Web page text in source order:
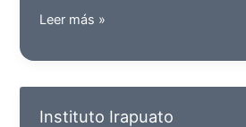
San
Instituto
Paz
Leer más »
Instituto Irapuato